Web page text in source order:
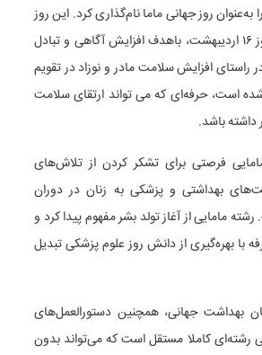
رسمی ۵ می را به‌عنوان روز جهانی ماما نام‌گذاری کرد. این‌ روز
در ایران از ۲۰۱۴، در روز ۱۶ اردیبهشت، باهدف افزایش آگاهی و تبادل
راستای افزایش سلامت مادر و نوزاد در تقویم
است، حرفه‌ای که می تواند ارتقای سلامت
داشته باشد.
فرصتی برای تشکر کردن از تلاش‌های
بهداشتی و پزشکی به زنان در دوران
مامایی از آغاز تولد بشر مفهوم پیدا کرد و
با بهره‌گیری از دانش روز علوم پزشکی تبدیل
بهداشت جهانی، همچنین دستورالعمل‌های
رشته‌ای کاملا مستقل است که می‌تواند بدون